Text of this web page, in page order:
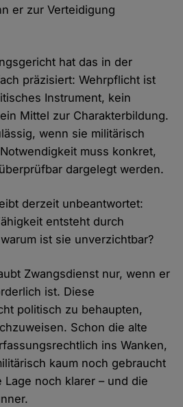
er zur Verteidigung
hat das in der
präzisiert: Wehrpflicht ist
Instrument, kein
Mittel zur Charakterbildung.
wenn sie militärisch
muss konkret,
dargelegt werden.
derzeit unbeantwortet:
entsteht durch
ist sie unverzichtbar?
Zwangsdienst nur, wenn er
ist. Diese
politisch zu behaupten,
Schon die alte
ins Wanken,
kaum noch gebraucht
noch klarer – und die